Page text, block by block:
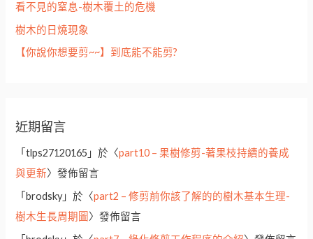
看不見的窒息-樹木覆土的危機
樹木的日燒現象
【你說你想要剪~~】到底能不能剪?
近期留言
「tlps27120165 」於〈part10 – 果樹修剪-著果枝持續的養成
與更新〉發佈留言
「brodsky」於〈part2 – 修剪前你該了解的的樹木基本生理-
樹木生長周期圖 〉發佈留言